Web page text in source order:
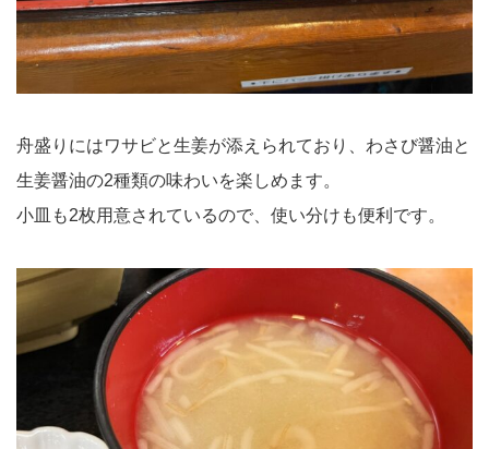
舟盛りにはワサビと生姜が添えられており、わさび醤油と
生姜醤油の2種類の味わいを楽しめます。
小皿も2枚用意されているので、使い分けも便利です。